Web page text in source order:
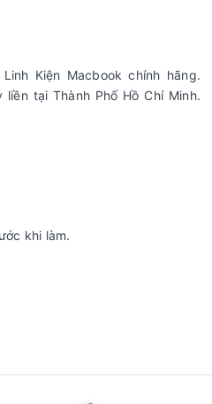
Kiện Macbook chính hãng.
tại Thành Phố Hồ Chí Minh.
khi làm.